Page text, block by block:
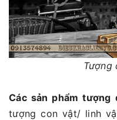
Tượng
Các sản phẩm
tượng con vật/ linh